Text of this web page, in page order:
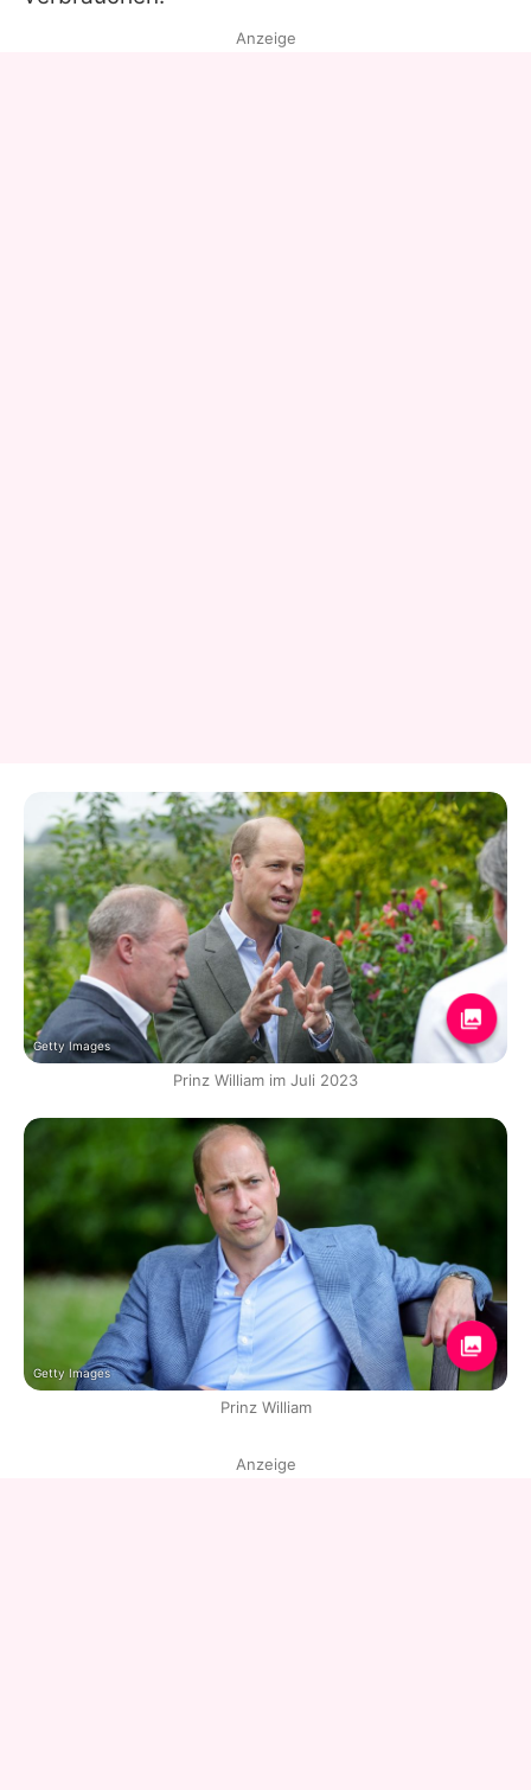
Anzeige
Getty Images
Prinz William im Juli 2023
Getty Images
Prinz William
Anzeige